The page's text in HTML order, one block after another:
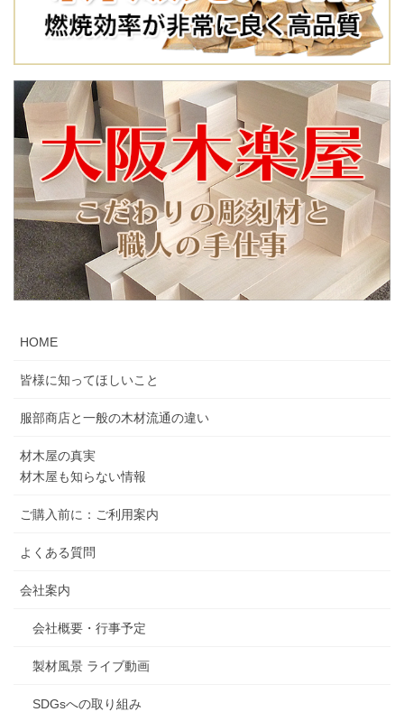
HOME
皆様に知ってほしいこと
服部商店と一般の木材流通の違い
材木屋の真実
材木屋も知らない情報
ご購入前に：ご利用案内
よくある質問
会社案内
会社概要・行事予定
製材風景 ライブ動画
SDGsへの取り組み